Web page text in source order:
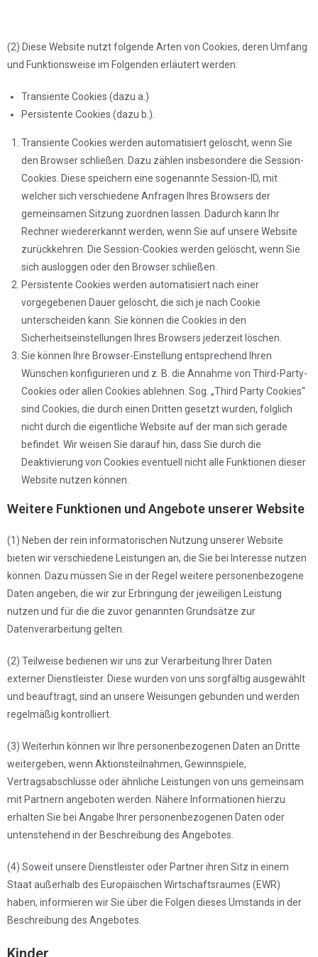
(2) Diese Website nutzt folgende Arten von Cookies, deren Umfang
und Funktionsweise im Folgenden erläutert werden:
Transiente Cookies (dazu a.)
Persistente Cookies (dazu b.).
Transiente Cookies werden automatisiert gelöscht, wenn Sie
den Browser schließen. Dazu zählen insbesondere die Session-
Cookies. Diese speichern eine sogenannte Session-ID, mit
welcher sich verschiedene Anfragen Ihres Browsers der
gemeinsamen Sitzung zuordnen lassen. Dadurch kann Ihr
Rechner wiedererkannt werden, wenn Sie auf unsere Website
zurückkehren. Die Session-Cookies werden gelöscht, wenn Sie
sich ausloggen oder den Browser schließen.
Persistente Cookies werden automatisiert nach einer
vorgegebenen Dauer gelöscht, die sich je nach Cookie
unterscheiden kann. Sie können die Cookies in den
Sicherheitseinstellungen Ihres Browsers jederzeit löschen.
Sie können Ihre Browser-Einstellung entsprechend Ihren
Wünschen konfigurieren und z. B. die Annahme von Third-Party-
Cookies oder allen Cookies ablehnen. Sog. „Third Party Cookies“
sind Cookies, die durch einen Dritten gesetzt wurden, folglich
nicht durch die eigentliche Website auf der man sich gerade
befindet. Wir weisen Sie darauf hin, dass Sie durch die
Deaktivierung von Cookies eventuell nicht alle Funktionen dieser
Website nutzen können.
Weitere Funktionen und Angebote unserer Website
(1) Neben der rein informatorischen Nutzung unserer Website
bieten wir verschiedene Leistungen an, die Sie bei Interesse nutzen
können. Dazu müssen Sie in der Regel weitere personenbezogene
Daten angeben, die wir zur Erbringung der jeweiligen Leistung
nutzen und für die die zuvor genannten Grundsätze zur
Datenverarbeitung gelten.
(2) Teilweise bedienen wir uns zur Verarbeitung Ihrer Daten
externer Dienstleister. Diese wurden von uns sorgfältig ausgewählt
und beauftragt, sind an unsere Weisungen gebunden und werden
regelmäßig kontrolliert.
(3) Weiterhin können wir Ihre personenbezogenen Daten an Dritte
weitergeben, wenn Aktionsteilnahmen, Gewinnspiele,
Vertragsabschlüsse oder ähnliche Leistungen von uns gemeinsam
mit Partnern angeboten werden. Nähere Informationen hierzu
erhalten Sie bei Angabe Ihrer personenbezogenen Daten oder
untenstehend in der Beschreibung des Angebotes.
(4) Soweit unsere Dienstleister oder Partner ihren Sitz in einem
Staat außerhalb des Europäischen Wirtschaftsraumes (EWR)
haben, informieren wir Sie über die Folgen dieses Umstands in der
Beschreibung des Angebotes.
Kinder